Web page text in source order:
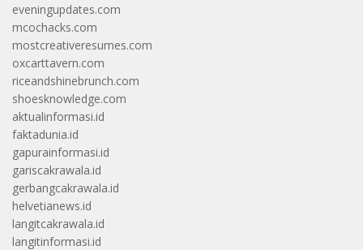
eveningupdates.com
mcochacks.com
mostcreativeresumes.com
oxcarttavern.com
riceandshinebrunch.com
shoesknowledge.com
aktualinformasi.id
faktadunia.id
gapurainformasi.id
gariscakrawala.id
gerbangcakrawala.id
helvetianews.id
langitcakrawala.id
langitinformasi.id